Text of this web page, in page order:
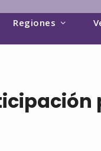
Regiones